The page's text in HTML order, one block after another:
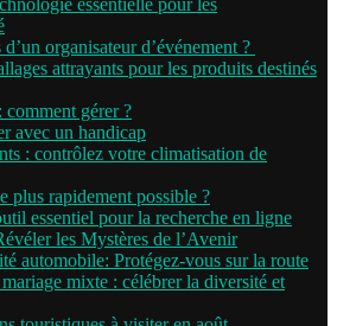
essentielle pour les
organisateur d’événement ?
attrayants pour les produits destinés
comment gérer ?
avec un handicap
: contrôlez votre climatisation de
plus rapidement possible ?
essentiel pour la recherche en ligne
les Mystères de l’Avenir
automobile: Protégez-vous sur la route
mixte : célébrer la diversité et